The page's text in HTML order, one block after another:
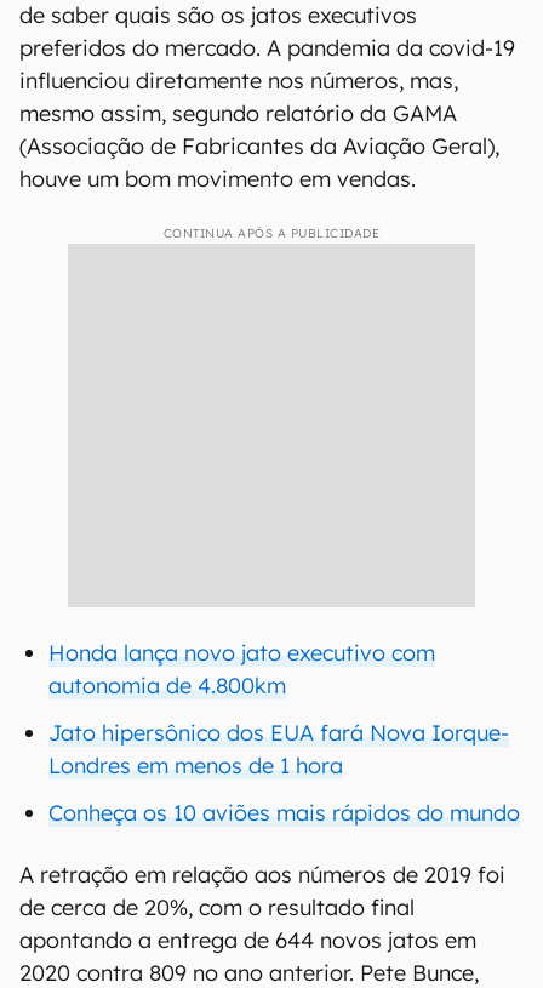
de saber quais são os jatos executivos
preferidos do mercado. A pandemia da covid-19
influenciou diretamente nos números, mas,
mesmo assim, segundo relatório da GAMA
(Associação de Fabricantes da Aviação Geral),
houve um bom movimento em vendas.
CONTINUA APÓS A PUBLICIDADE
Honda lança novo jato executivo com
autonomia de 4.800km
Jato hipersônico dos EUA fará Nova Iorque-
Londres em menos de 1 hora
Conheça os 10 aviões mais rápidos do mundo
A retração em relação aos números de 2019 foi
de cerca de 20%, com o resultado final
apontando a entrega de 644 novos jatos em
2020 contra 809 no ano anterior. Pete Bunce,